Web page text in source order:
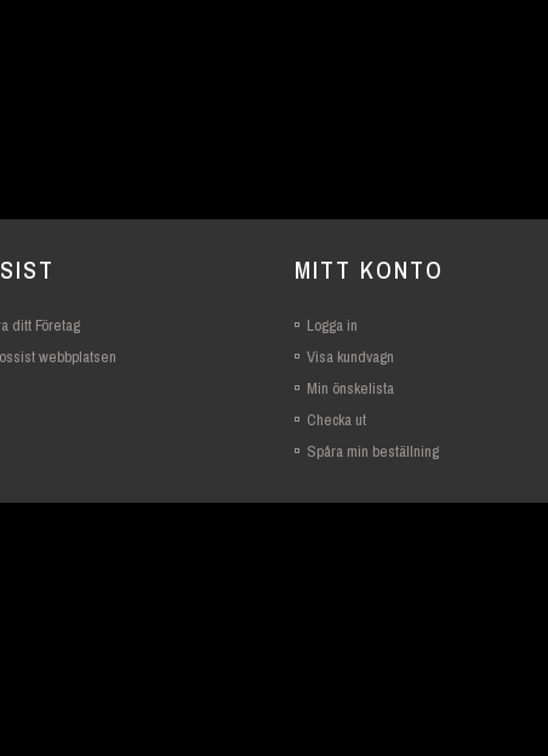
ditt Företag
webbplatsen
MITT KONTO
Logga in
Visa kundvagn
Min önskelista
Checka ut
Spåra min beställning